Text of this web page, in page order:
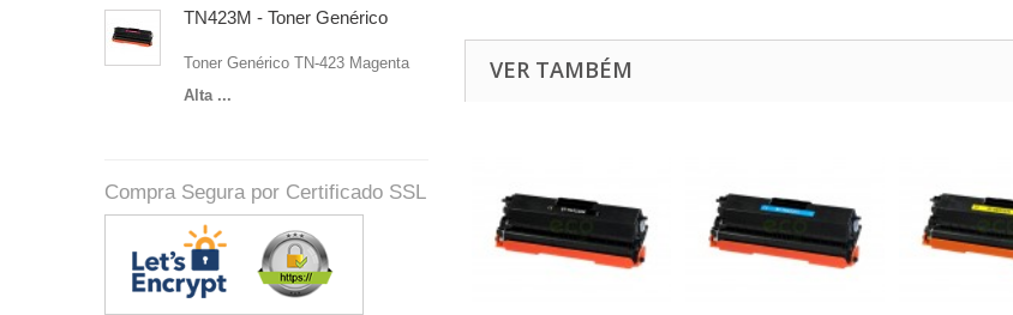
TN423M - Toner Genérico
Toner Genérico TN-423 Magenta
Alta ...
Compra Segura por Certificado SSL
VER TAMBÉM